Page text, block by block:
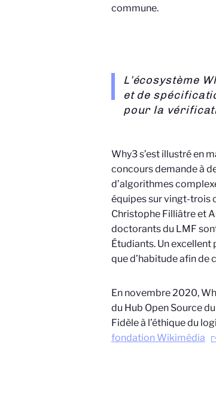
commune.
L’écosystème
et de
pour la
Why3 s’est illustré en
concours demande à
d’algorithmes
équipes sur vingt-trois
Christophe Filliâtre et
doctorants du LMF
Étudiants. Un excellent
que d’habitude afin de
En novembre 2020,
du Hub Open Source
Fidèle à l’éthique du
fondation Wikimédia